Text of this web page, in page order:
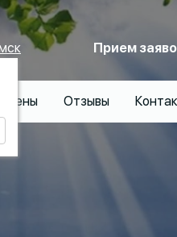
Прием
Цены Отзывы